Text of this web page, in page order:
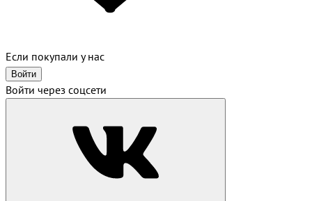
Если покупали у нас
Войти
Войти через соцсети